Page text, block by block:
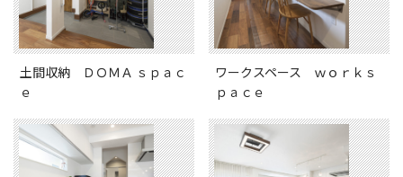
土間収納 ＤＯＭＡ ｓｐａｃ
ｅ
ワークスペース ｗｏｒｋｓ
ｐａｃｅ